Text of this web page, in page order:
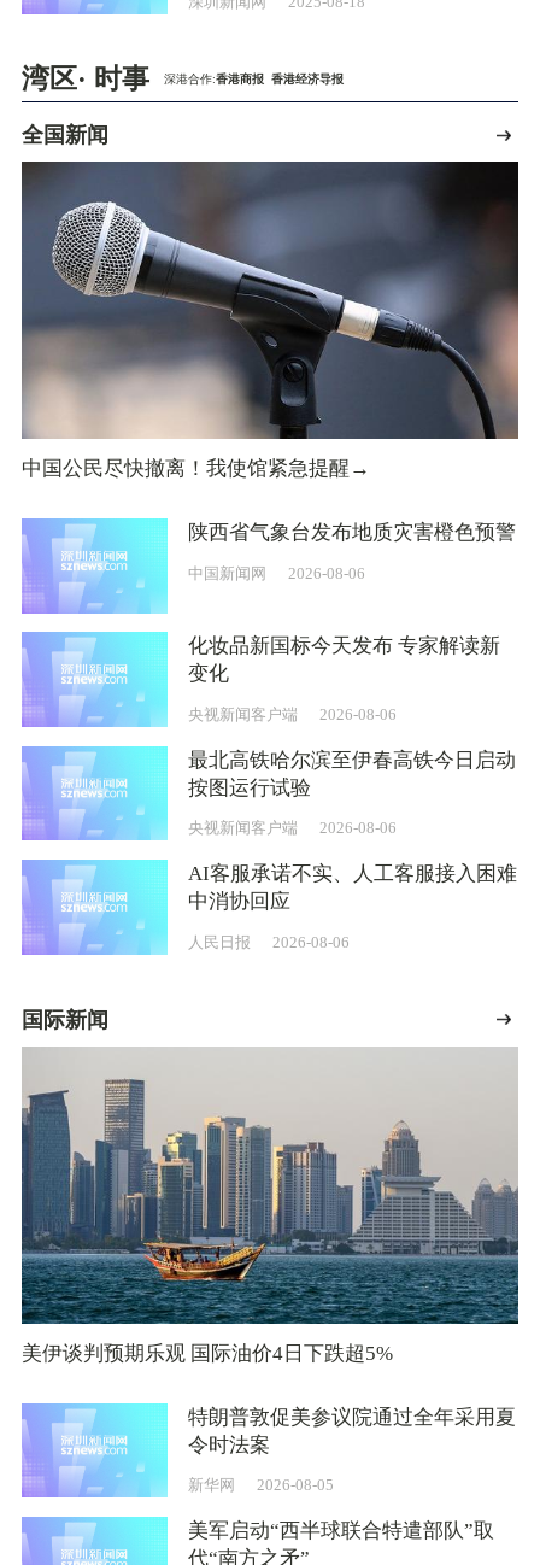
湾区· 时事 深港合作:香港商报 香港经济导报
全国新闻
中国公民尽快撤离！我使馆紧急提醒→
陕西省气象台发布地质灾害橙色预警
中国新闻网 2026-08-06
化妆品新国标今天发布 专家解读新
变化
央视新闻客户端 2026-08-06
最北高铁哈尔滨至伊春高铁今日启动
按图运行试验
央视新闻客户端 2026-08-06
AI客服承诺不实、人工客服接入困难
中消协回应
人民日报 2026-08-06
国际新闻
美伊谈判预期乐观 国际油价4日下跌超5%
特朗普敦促美参议院通过全年采用夏
令时法案
新华网 2026-08-05
美军启动“西半球联合特遣部队”取
代“南方之矛”